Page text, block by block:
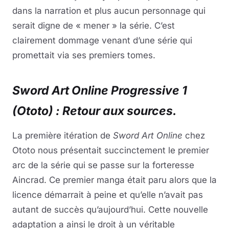
dans la narration et plus aucun personnage qui
serait digne de « mener » la série. C’est
clairement dommage venant d’une série qui
promettait via ses premiers tomes.
Sword Art Online Progressive 1
(Ototo) : Retour aux sources.
La première itération de Sword Art Online chez
Ototo nous présentait succinctement le premier
arc de la série qui se passe sur la forteresse
Aincrad. Ce premier manga était paru alors que la
licence démarrait à peine et qu’elle n’avait pas
autant de succès qu’aujourd’hui. Cette nouvelle
adaptation a ainsi le droit à un véritable